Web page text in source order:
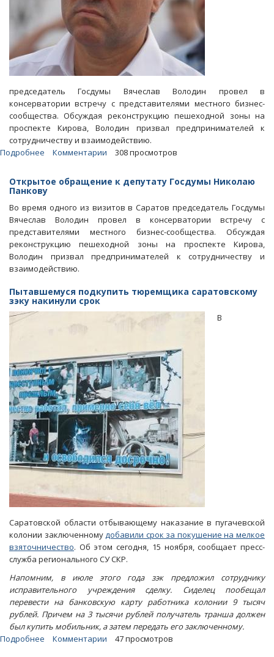
председатель Госдумы Вячеслав Володин провел в
консерватории встречу с представителями местного бизнес-
сообщества. Обсуждая реконструкцию пешеходной зоны на
проспекте Кирова, Володин призвал предпринимателей к
сотрудничеству и взаимодействию.
Подробнее
Малетин:
Слова
про
«вы
это
сперли»
относятся
и
Пугачеву
Комментарии 308 просмотров
Открытое обращение к депутату Госдумы Николаю
Панкову
Во время одного из визитов в Саратов председатель Госдумы
Вячеслав Володин провел в консерватории встречу с
представителями местного бизнес-сообщества. Обсуждая
реконструкцию пешеходной зоны на проспекте Кирова,
Володин призвал предпринимателей к сотрудничеству и
взаимодействию.
Пытавшемуся подкупить тюремщика саратовскому
зэку накинули срок
В
Саратовской области отбывающему наказание в пугачевской
колонии заключенномудобавили срок за покушение на мелкое
взяточничество. Об этом сегодня, 15 ноября, сообщает пресс-
служба регионального СУ СКР.
Напомним, в июле этого года зэк предложил сотруднику
исправительного учреждения сделку. Сиделец пообещал
перевести на банковскую карту работника колонии 9 тысяч
рублей. Причем на 3 тысячи рублей получатель транша должен
был купить мобильник, а затем передать его заключенному.
Подробнее
Комментарии 47 просмотров